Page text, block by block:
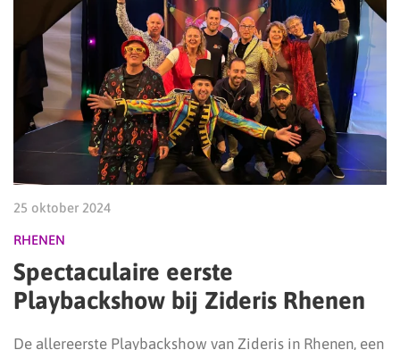
25 oktober 2024
RHENEN
Spectaculaire eerste
Playbackshow bij Zideris Rhenen
De allereerste Playbackshow van Zideris in Rhenen, een